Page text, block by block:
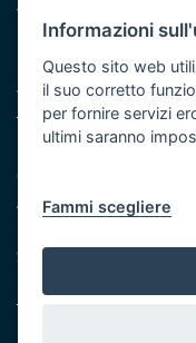
Vai al sito di Protezione
Iniziativa finanziata
Asse XI
Note legali
Cookie e privacy
Atti di notifica
Servizi Intranet
Informazioni
Questo sito web
il suo corretto
per fornire servizi
ultimi saranno
Fammi scegliere